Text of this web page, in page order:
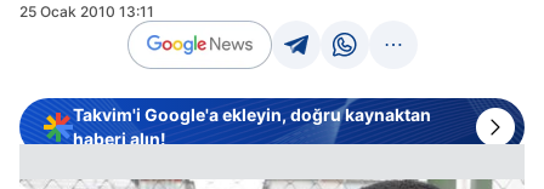
25 Ocak 2010 13:11
Takvim'i Google'a ekleyin, doğru kaynaktan
haberi alın!